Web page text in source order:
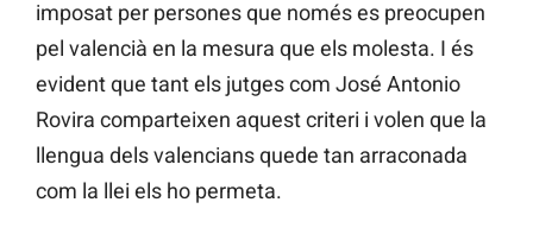
imposat per persones que només es preocupen
pel valencià en la mesura que els molesta. I és
evident que tant els jutges com José Antonio
Rovira comparteixen aquest criteri i volen que la
llengua dels valencians quede tan arraconada
com la llei els ho permeta.